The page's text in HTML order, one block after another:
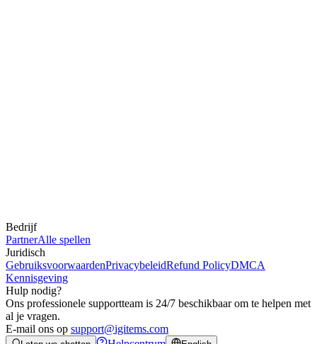
Bedrijf
PartnerAlle spellen
Juridisch
GebruiksvoorwaardenPrivacybeleidRefund PolicyDMCA
Kennisgeving
Hulp nodig?
Ons professionele supportteam is 24/7 beschikbaar om te helpen met
al je vragen.
E-mail ons op support@igitems.com